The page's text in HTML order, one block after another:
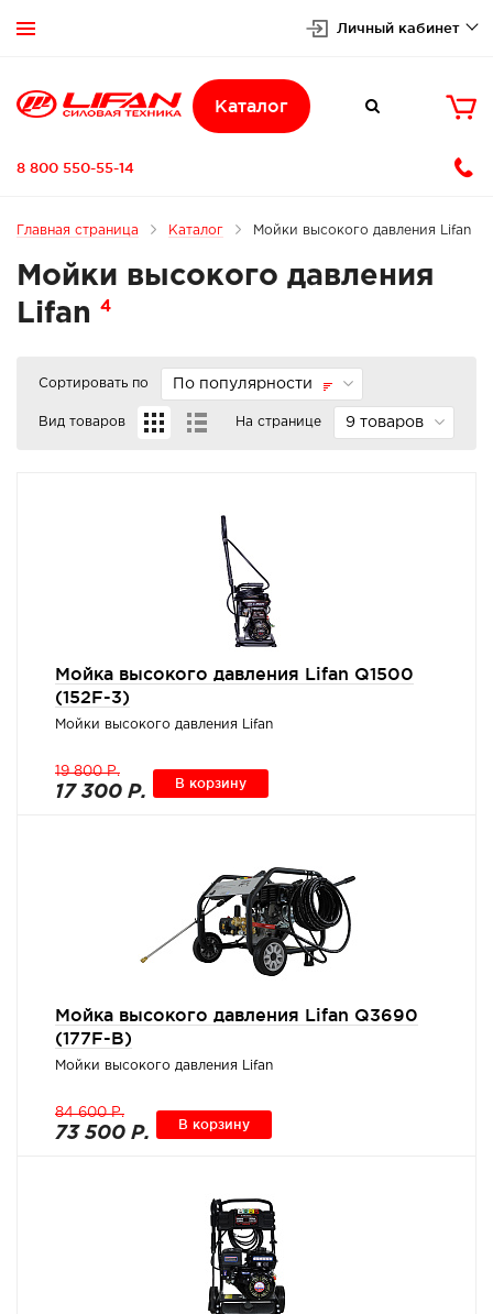
 Личный кабинет
Каталог  
8 800 550-55-14
Главная страница Каталог Мойки высокого давления Lifan
Мойки высокого давления
Lifan
4
Сортировать по По популярности
Вид товаров На странице 9 товаров
Мойка высокого давления Lifan Q1500
(152F-3)
Мойки высокого давления Lifan
19 800 Р.
17 300 Р. В корзину
Мойка высокого давления Lifan Q3690
(177F-B)
Мойки высокого давления Lifan
84 600 Р.
73 500 Р. В корзину